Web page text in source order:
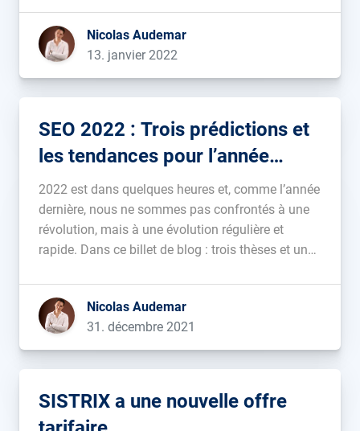
Google s’en est donné à cœur joie de tout […]...
Nicolas Audemar
13. janvier 2022
SEO 2022 : Trois prédictions et
les tendances pour l’année
prochaine
2022 est dans quelques heures et, comme l’année
dernière, nous ne sommes pas confrontés à une
révolution, mais à une évolution régulière et
rapide. Dans ce billet de blog : trois thèses et un
référencement. Je ne suis pas un fan des bilans
[…]...
Nicolas Audemar
31. décembre 2021
SISTRIX a une nouvelle offre